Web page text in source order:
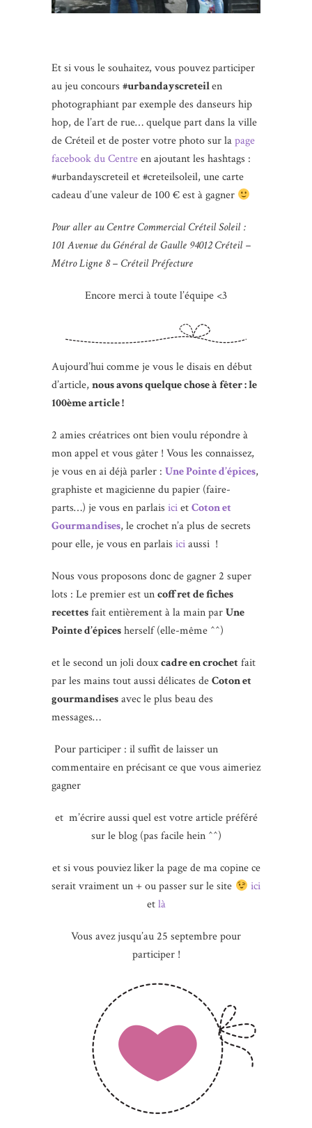
Et si vous le souhaitez, vous pouvez participer
au jeu concours #urbandayscreteilen
photographiant par exemple des danseurs hip
hop, de l’art de rue… quelque part dans la ville
de Créteil et de poster votre photo sur lapage
facebook du Centreen ajoutant les hashtags :
#urbandayscreteil et #creteilsoleil, une carte
cadeau d’une valeur de 100 € est à gagner
Pour aller au Centre Commercial Créteil Soleil :
101 Avenue du Général de Gaulle 94012 Créteil –
Métro Ligne 8 – Créteil Préfecture
Encore merci à toute l’équipe <3
Aujourd’hui comme je vous le disais en début
d’article, nous avons quelque chose à fêter : le
100ème article !
2 amies créatrices ont bien voulu répondre à
mon appel et vous gâter ! Vous les connaissez,
je vous en ai déjà parler : Une Pointe d’épices,
graphiste et magicienne du papier (faire-
parts…) je vous en parlais icietCoton et
Gourmandises, le crochet n’a plus de secrets
pour elle, je vous en parlais iciaussi !
Nous vous proposons donc de gagner 2 super
lots : Le premier est uncoffret de fiches
recettesfait entièrement à la main parUne
Pointe d’épicesherself (elle-même ^^)
et le second un joli douxcadre en crochetfait
par les mains tout aussi délicates deCoton et
gourmandisesavec le plus beau des
messages…
Pour participer : il suffit de laisser un
commentaire en précisant ce que vous aimeriez
gagner
et m’écrire aussi quel est votre article préféré
sur le blog (pas facile hein ^^)
et si vous pouviez liker la page de ma copine ce
serait vraiment un + ou passer sur le site
ici
etlà
Vous avez jusqu’au 25 septembre pour
participer !